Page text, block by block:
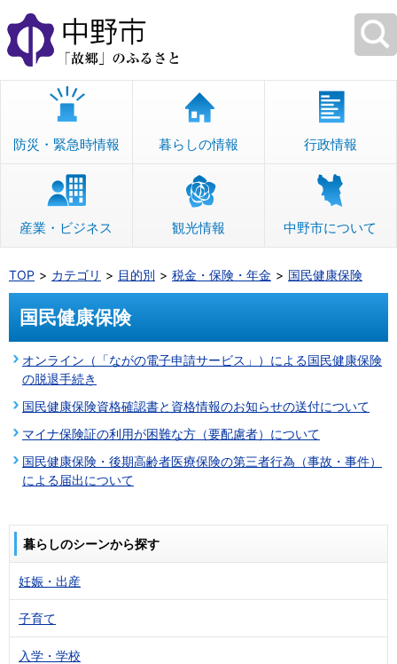
本
文
へ
移
防災・緊急時情報 暮らしの情報 行政情報
産業・ビジネス 観光情報 中野市について
TOP カテゴリ 目的別 税金・保険・年金 国民健康保険
国民健康保険
オンライン（「ながの電子申請サービス」）による国民健康保険
の脱退手続き
国民健康保険資格確認書と資格情報のお知らせの送付について
マイナ保険証の利用が困難な方（要配慮者）について
国民健康保険・後期高齢者医療保険の第三者行為（事故・事件）
による届出について
暮らしのシーンから探す
妊娠・出産
子育て
入学・学校